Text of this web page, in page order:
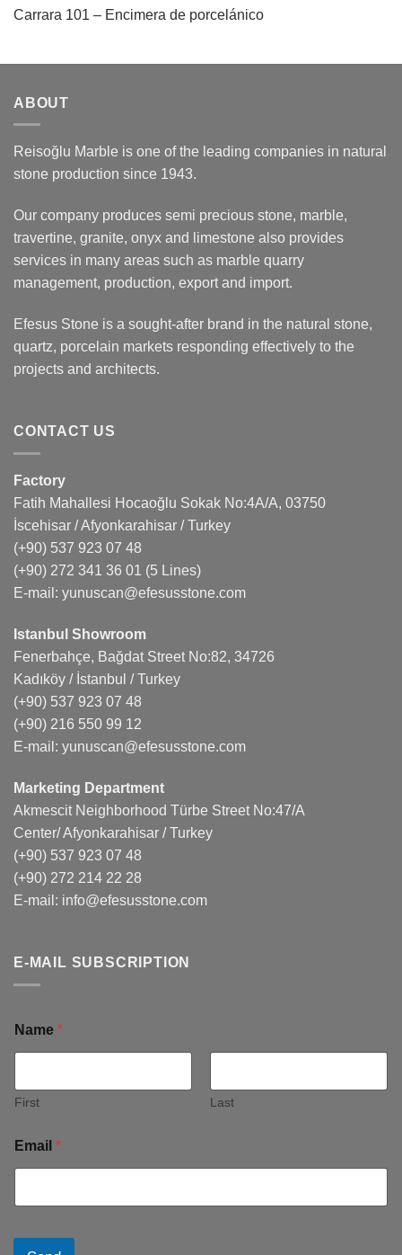
Carrara 101 – Encimera de porcelánico
ABOUT
Reisoğlu Marble is one of the leading companies in natural
stone production since 1943.
Our company produces semi precious stone, marble,
travertine, granite, onyx and limestone also provides
services in many areas such as marble quarry
management, production, export and import.
Efesus Stone is a sought-after brand in the natural stone,
quartz, porcelain markets responding effectively to the
projects and architects.
CONTACT US
Factory
Fatih Mahallesi Hocaoğlu Sokak No:4A/A, 03750
İscehisar / Afyonkarahisar / Turkey
(+90) 537 923 07 48
(+90) 272 341 36 01 (5 Lines)
E-mail: yunuscan@efesusstone.com
Istanbul Showroom
Fenerbahçe, Bağdat Street No:82, 34726
Kadıköy / İstanbul / Turkey
(+90) 537 923 07 48
(+90) 216 550 99 12
E-mail: yunuscan@efesusstone.com
Marketing Department
Akmescit Neighborhood Türbe Street No:47/A
Center/ Afyonkarahisar / Turkey
(+90) 537 923 07 48
(+90) 272 214 22 28
E-mail: info@efesusstone.com
E-MAIL SUBSCRIPTION
Name *
First Last
Email *